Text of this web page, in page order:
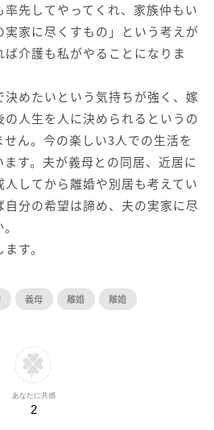
先してやってくれ、家族仲もい
家に尽くすもの」という考えが
介護も私がやることになりま
めたいという気持ちが強く、嫁
人生を人に決められるというの
ん。今の楽しい3人での生活を
す。夫が義母との同居、近居に
してから離婚や別居も考えてい
分の希望は諦め、夫の実家に尽
す。
義母 離婚 離婚
あなたに共感
2